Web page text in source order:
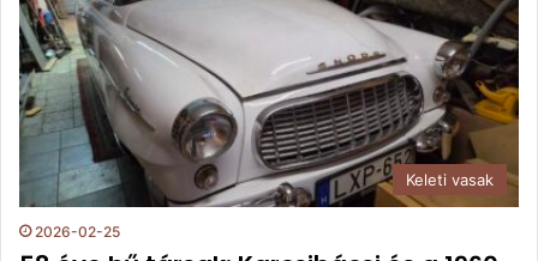
Keleti vasak
2026-02-25